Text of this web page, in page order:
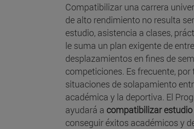
Compatibilizar una carrera
de alto rendimiento no resulta
estudio, asistencia a clases,
le suma un plan exigente de
desplazamientos en fines de
competiciones. Es frecuente,
situaciones de solapamiento
académica y la deportiva. El
ayudará a compatibilizar
conseguir éxitos académicos y